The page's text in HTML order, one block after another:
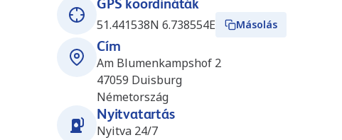
GPS koordináták
51.441538N 6.738554E
Másolás
Cím
Am Blumenkampshof 2
47059 Duisburg
Németország
Nyitvatartás
Nyitva 24/7